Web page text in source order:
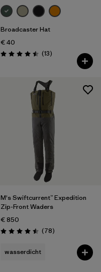
Broadcaster Hat
€ 40
Bewertung: 4.5 / 5
(13Rezensionen
)
M's Swiftcurrent™ Expedition
Zip-Front Waders
€ 850
Bewertung: 4.5 / 5
(78Rezensionen
)
wasserdicht